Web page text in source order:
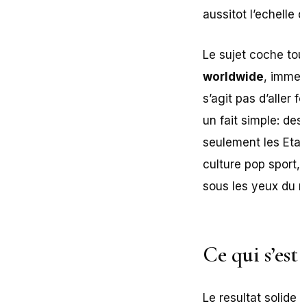
aussitot
Le sujet coche
worldwide,
s’agit pas
un fait simple:
seulement les
culture pop
sous les yeux du
Ce qui
Le resultat